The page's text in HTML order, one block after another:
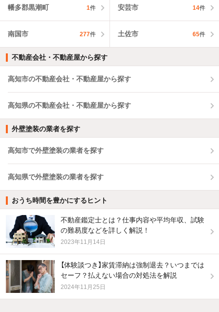
幡多郡黒潮町 1件 安芸市 14件
南国市 277件 土佐市 65件
不動産会社・不動産屋から探す
高知市の不動産会社・不動産屋から探す
高知県の不動産会社・不動産屋から探す
外壁塗装の業者を探す
高知市で外壁塗装の業者を探す
高知県で外壁塗装の業者を探す
おうち時間を豊かにするヒント
不動産鑑定士とは？仕事内容や平均年収、試験
の難易度などを詳しく解説！
2023年11月14日
【体験談つき】家賃滞納は強制退去？いつまでは
セーフ？払えない場合の対処法を解説
2024年11月25日